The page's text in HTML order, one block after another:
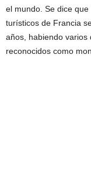
el mundo. Se dice
turísticos de Francia
años, habiendo varios
reconocidos como